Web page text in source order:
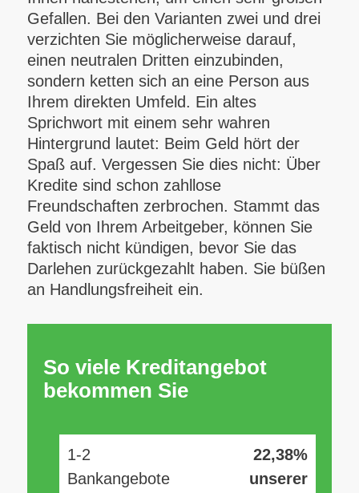
Gefallen. Bei den Varianten zwei und drei
verzichten Sie möglicherweise darauf,
einen neutralen Dritten einzubinden,
sondern ketten sich an eine Person aus
Ihrem direkten Umfeld. Ein altes
Sprichwort mit einem sehr wahren
Hintergrund lautet: Beim Geld hört der
Spaß auf. Vergessen Sie dies nicht: Über
Kredite sind schon zahllose
Freundschaften zerbrochen. Stammt das
Geld von Ihrem Arbeitgeber, können Sie
faktisch nicht kündigen, bevor Sie das
Darlehen zurückgezahlt haben. Sie büßen
an Handlungsfreiheit ein.
So viele Kreditangebot
bekommen Sie
1-2
Bankangebote
22,38%
unserer